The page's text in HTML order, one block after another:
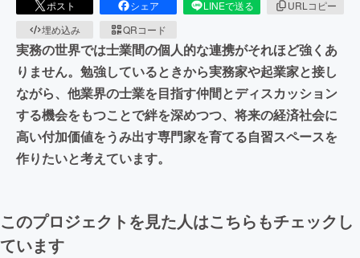
ポスト シェア LINEで送る
URLコピー
埋め込み
QRコード
実務の世界では士業間の個人的な連携がそれほど強くあ
りません。勉強しているときから実務家や起業家と接し
ながら、他業界の士業を目指す仲間とディスカッション
する機会をもつことで絆を深めつつ、将来の経済社会に
高い付加価値をうみ出す専門家を育てる自習スペースを
作りたいと考えています。
このプロジェクトを見た人はこちらもチェックし
ています